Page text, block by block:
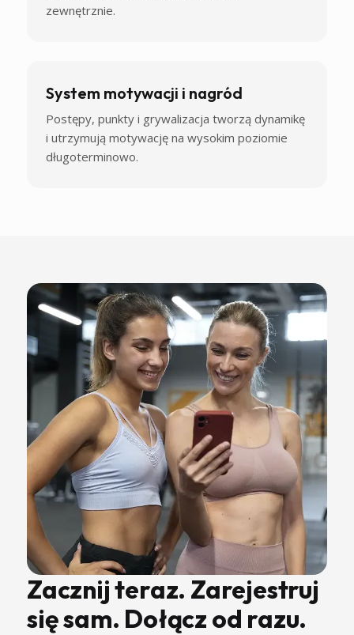
zewnętrznie.
System motywacji i nagród
Postępy, punkty i grywalizacja tworzą dynamikę
i utrzymują motywację na wysokim poziomie
długoterminowo.
Zacznij teraz. Zarejestruj
się sam. Dołącz od razu.